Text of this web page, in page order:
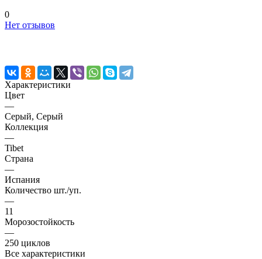
0
Нет отзывов
Характеристики
Цвет
—
Серый, Серый
Коллекция
—
Tibet
Страна
—
Испания
Количество шт./уп.
—
11
Морозостойкость
—
250 циклов
Все характеристики